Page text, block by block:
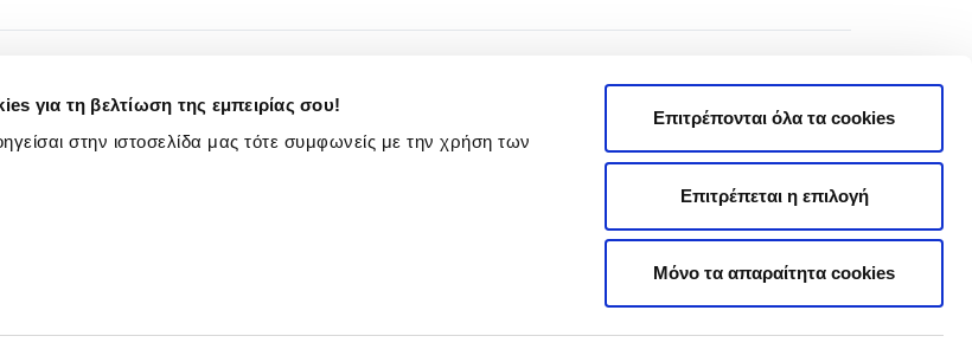
για τη βελτίωση της εμπειρίας σου!
στην ιστοσελίδα μας τότε συμφωνείς με την χρήση των
Επιτρέπονται όλα τα cookies
Επιτρέπεται η επιλογή
Μόνο τα απαραίτητα cookies
Όροι Χρήσης